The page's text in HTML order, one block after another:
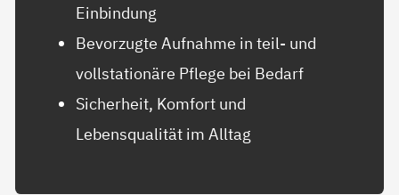
Einbindung
Bevorzugte Aufnahme in teil- und
vollstationäre Pflege bei Bedarf
Sicherheit, Komfort und
Lebensqualität im Alltag